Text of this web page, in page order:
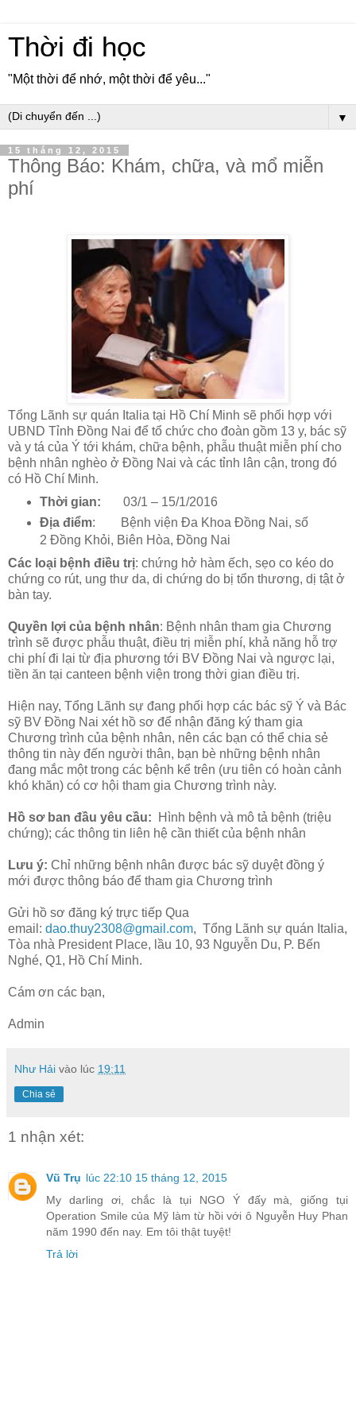
Thời đi học
"Một thời để nhớ, một thời để yêu..."
▼
15 tháng 12, 2015
Thông Báo: Khám, chữa, và mổ miễn
phí
Tổng Lãnh sự quán Italia tại Hồ Chí Minh sẽ phối hợp với
UBND Tỉnh Đồng Nai để tổ chức cho đoàn gồm 13 y, bác sỹ
và y tá của Ý tới khám, chữa bệnh, phẫu thuật miễn phí cho
bệnh nhân nghèo ở Đồng Nai và các tỉnh lân cận, trong đó
có Hồ Chí Minh.
Thời gian:
03/1 – 15/1/2016
Địa điểm: Bệnh viện Đa Khoa Đồng Nai, số
2 Đồng Khỏi, Biên Hòa, Đồng Nai
Các loại bệnh điều trị: chứng hở hàm ếch, sẹo co kéo do
chứng co rút, ung thư da, di chứng do bị tổn thương, dị tật ở
bàn tay.
Quyền lợi của bệnh nhân: Bệnh nhân tham gia Chương
trình sẽ được phẫu thuật, điều trị miễn phí, khả năng hỗ trợ
chi phí đi lại từ địa phương tới BV Đồng Nai và ngược lại,
tiền ăn tại canteen bệnh viện trong thời gian điều trị.
Hiện nay, Tổng Lãnh sự đang phối hợp các bác sỹ Ý và Bác
sỹ BV Đồng Nai xét hồ sơ để nhận đăng ký tham gia
Chương trình của bệnh nhân, nên các bạn có thể chia sẻ
thông tin này đến người thân, bạn bè những bệnh nhân
đang mắc một trong các bệnh kể trên (ưu tiên có hoàn cảnh
khó khăn) có cơ hội tham gia Chương trình này.
Hồ sơ ban đầu yêu cầu:
Hình bệnh và mô tả bệnh (triệu
chứng); các thông tin liên hệ cần thiết của bệnh nhân
Lưu ý: Chỉ những bệnh nhân được bác sỹ duyệt đồng ý
mới được thông báo để tham gia Chương trình
Gửi hồ sơ đăng ký trực tiếp Qua
email: dao.thuy2308@gmail.com, Tổng Lãnh sự quán Italia,
Tòa nhà President Place, lầu 10, 93 Nguyễn Du, P. Bến
Nghé, Q1, Hồ Chí Minh.
Cám ơn các bạn,
Admin
Như Hải vào lúc 19:11
Chia sẻ
1 nhận xét:
Vũ Trụ lúc 22:10 15 tháng 12, 2015
My darling ơi, chắc là tụi NGO Ý đấy mà, giống tụi
Operation Smile của Mỹ làm từ hồi với ô Nguyễn Huy Phan
năm 1990 đến nay. Em tôi thật tuyệt!
Trả lời